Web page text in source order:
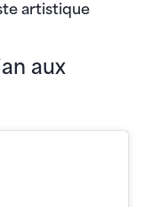
artistique
aux